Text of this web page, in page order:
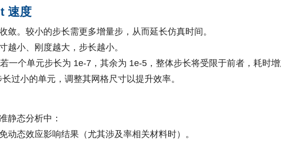
速度​
。较小的步长需更多增量步，从而延长仿真时间。
越小、刚度越大，步长越小。
一个单元步长为 1e-7，其余为 1e-5，整体步长将受限于前者，耗时增
过小的单元，调整其网格尺寸以提升效率。
静态分析中：
态效应影响结果（尤其涉及率相关材料时）。